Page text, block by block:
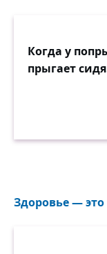
Когда у
прыгает
Здоровье —